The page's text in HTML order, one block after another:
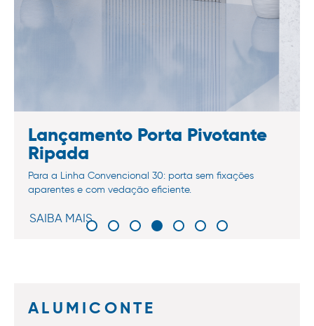
Lançamento Porta Pivotante
Ripada
Para a Linha Convencional 30: porta sem fixações
aparentes e com vedação eficiente.
SAIBA MAIS
ALUMICONTE